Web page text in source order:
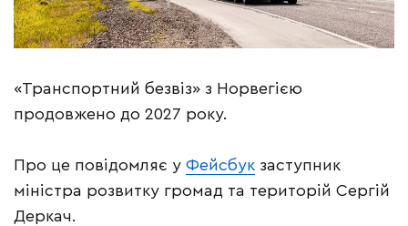
«Транспортний безвіз» з Норвегією
продовжено до 2027 року.
Про це повідомляє у Фейсбук заступник
міністра розвитку громад та територій Сергій
Деркач.